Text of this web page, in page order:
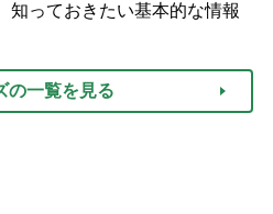
知っておきたい基本的な情報
の一覧を見る